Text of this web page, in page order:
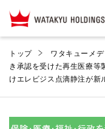
トップ ワタキューメ
き承認を受けた再生医療等
けエレビジス点滴静注が新